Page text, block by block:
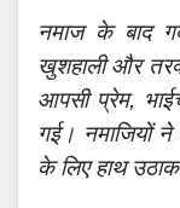
नमाज के बाद
खुशहाली और
आपसी प्रेम,
गई। नमाजियों
के लिए हाथ